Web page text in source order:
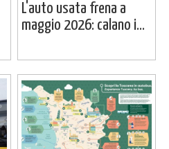
L'auto usata frena a
maggio 2026: calano i...